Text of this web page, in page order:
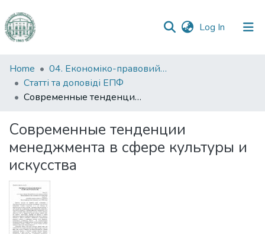
Log In (current)
Communities
&
Collections
Statistics
Home
04. Економіко-правовий факультет
Статті та доповіді ЕПФ
Современные тенденции менеджмента в сфере культуры и искусства
Современные тенденции
менеджмента в сфере культуры и
искусства